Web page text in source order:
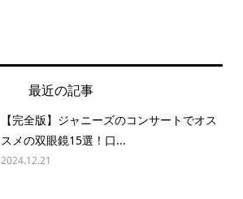
最近の記事
【完全版】ジャニーズのコンサートでオス
スメの双眼鏡15選！口...
2024.12.21